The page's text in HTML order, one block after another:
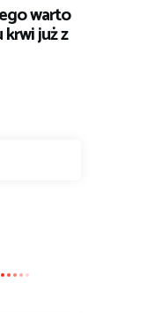
warto
już z